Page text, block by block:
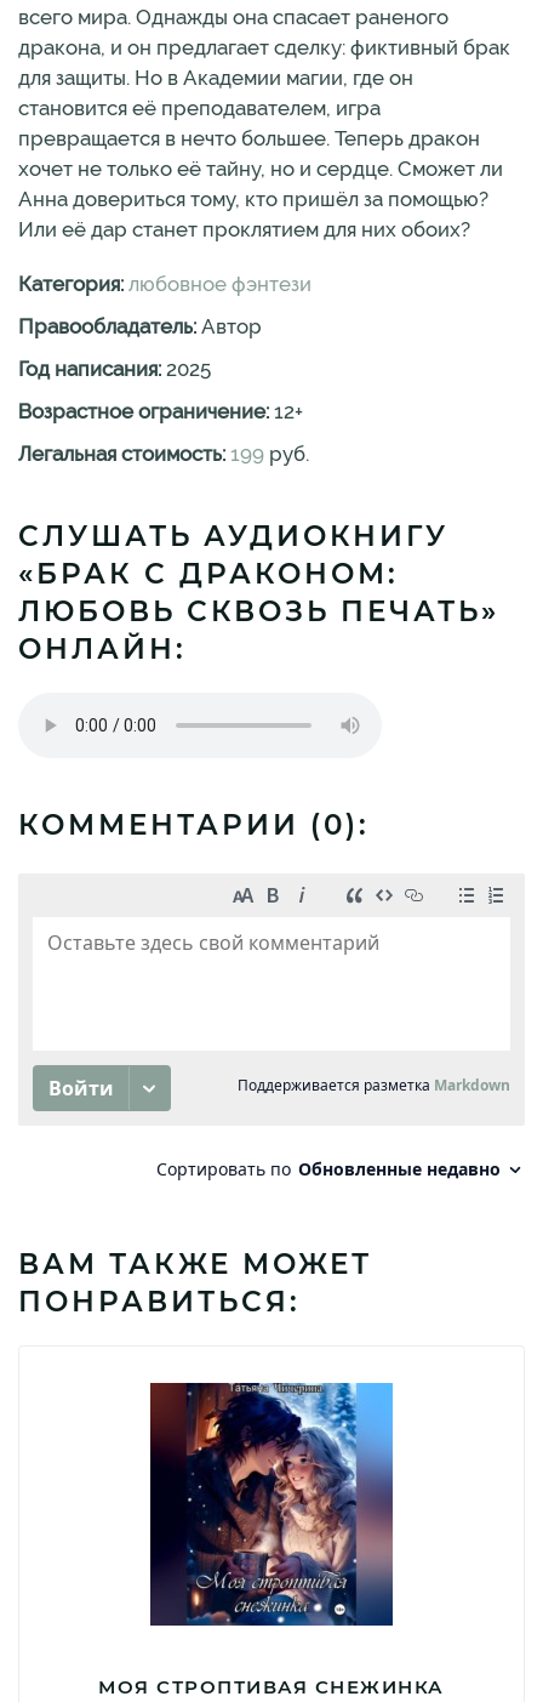
всего мира. Однажды она спасает раненого
дракона, и он предлагает сделку: фиктивный брак
для защиты. Но в Академии магии, где он
становится её преподавателем, игра
превращается в нечто большее. Теперь дракон
хочет не только её тайну, но и сердце. Сможет ли
Анна довериться тому, кто пришёл за помощью?
Или её дар станет проклятием для них обоих?
Категория: любовное фэнтези
Правообладатель: Автор
Год написания: 2025
Возрастное ограничение: 12+
Легальная стоимость: 199 руб.
СЛУШАТЬ АУДИОКНИГУ
«БРАК С ДРАКОНОМ:
ЛЮБОВЬ СКВОЗЬ ПЕЧАТЬ»
ОНЛАЙН:
КОММЕНТАРИИ (0):
ВАМ ТАКЖЕ МОЖЕТ
ПОНРАВИТЬСЯ:
МОЯ СТРОПТИВАЯ СНЕЖИНКА